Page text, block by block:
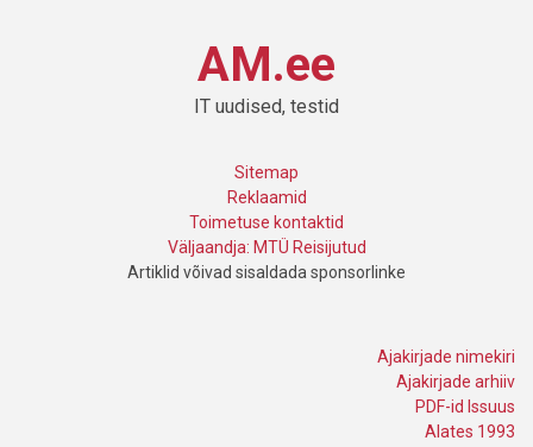
AM.ee
IT uudised, testid
Sitemap
Reklaamid
Toimetuse kontaktid
Väljaandja: MTÜ Reisijutud
Artiklid võivad sisaldada sponsorlinke
Ajakirjade nimekiri
Ajakirjade arhiiv
PDF-id Issuus
Alates 1993